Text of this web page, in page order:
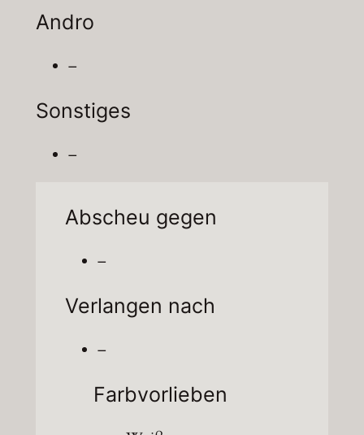
Andro
–
Sonstiges
–
Abscheu gegen
–
Verlangen nach
–
Farbvorlieben